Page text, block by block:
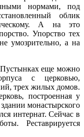
нормами, под
облик
А на это
Упорство тех
умозрительно, а на
Пустынках еще можно
с церковью,
трех жилых домов.
построенная у
монастырского
интернат. Сейчас в
Реставрируется